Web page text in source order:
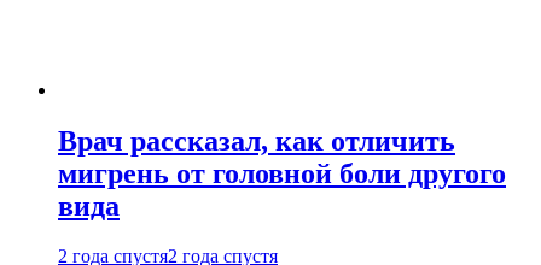
Врач рассказал, как отличить
мигрень от головной боли другого
вида
2 года спустя2 года спустя